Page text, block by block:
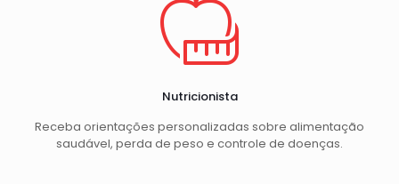
Nutricionista
Receba orientações personalizadas sobre alimentação
saudável, perda de peso e controle de doenças.